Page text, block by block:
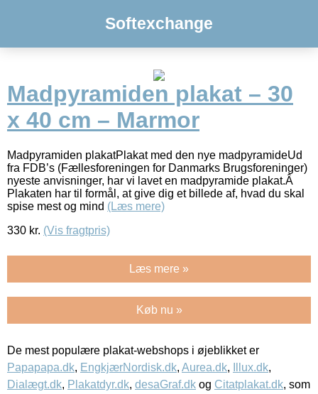
Softexchange
Madpyramiden plakat – 30
x 40 cm – Marmor
Madpyramiden plakatPlakat med den nye madpyramideUd
fra FDB’s (Fællesforeningen for Danmarks Brugsforeninger)
nyeste anvisninger, har vi lavet en madpyramide plakat.Â
Plakaten har til formål, at give dig et billede af, hvad du skal
spise mest og mind (Læs mere)
330 kr. (Vis fragtpris)
Læs mere »
Køb nu »
De mest populære plakat-webshops i øjeblikket er
Papapapa.dk, EngkjærNordisk.dk, Aurea.dk, Illux.dk,
Dialægt.dk, Plakatdyr.dk, desaGraf.dk og Citatplakat.dk, som